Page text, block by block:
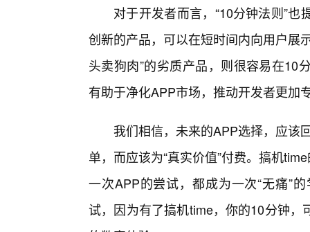
对于开发者而言，“10分钟法则”
创新的产品，可以在短时间内向用户展
头卖狗肉”的劣质产品，则很容易在10
有助于净化APP市场，推动开发者更加
我们相信，未来的APP选择，应该
单，而应该为“真实价值”付费。搞机
一次APP的尝试，都成为一次“无痛”
试，因为有了搞机time，你的10分钟